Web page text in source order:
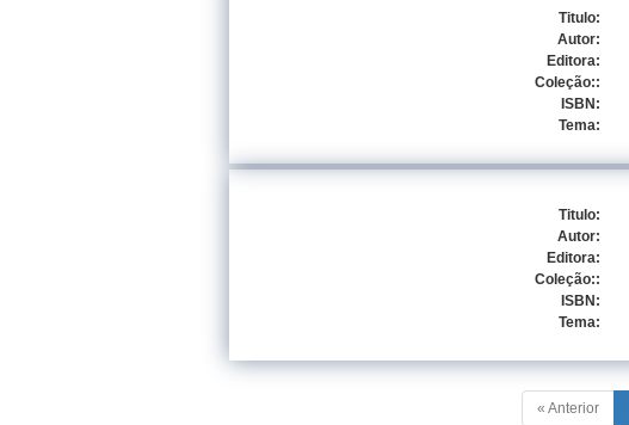
Titulo:
Autor:
Editora:
Coleção::
ISBN:
Tema:
Titulo:
Autor:
Editora:
Coleção::
ISBN:
Tema:
« Anterior